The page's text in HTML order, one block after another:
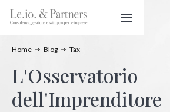
Home Blog Tax
L'Osservatorio
dell'Imprenditore